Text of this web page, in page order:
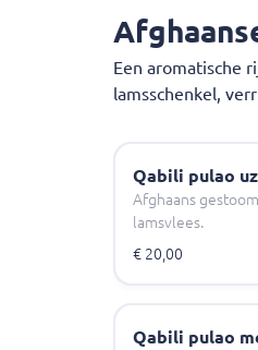
Een aromatische
lamsschenkel,
Qabili pulao
Afghaans
lamsvlees.
€ 20,00
Qabili pulao